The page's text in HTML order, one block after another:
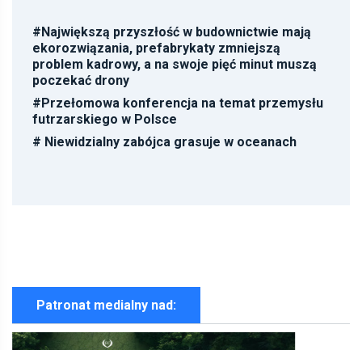
# Największą przyszłość w budownictwie mają
ekorozwiązania, prefabrykaty zmniejszą
problem kadrowy, a na swoje pięć minut muszą
poczekać drony
# Przełomowa konferencja na temat przemysłu
futrzarskiego w Polsce
# Niewidzialny zabójca grasuje w oceanach
Patronat medialny nad: